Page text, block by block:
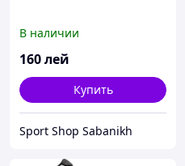
В наличии
160лей
Купить
Sport Shop Sabanikh